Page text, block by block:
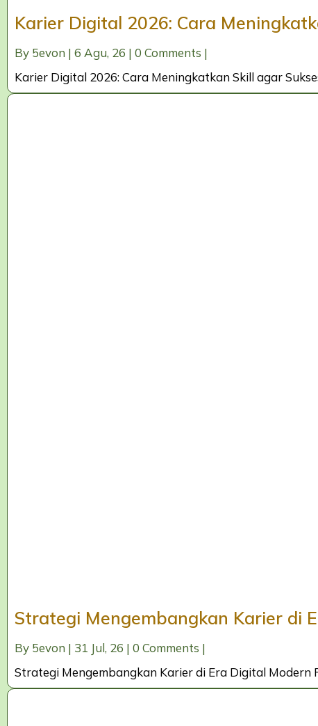
Karier Digital 2026: Cara
By 5evon | 6 Agu, 26 | 0 Comments |
Karier Digital 2026: Cara Meningkatkan Skill agar
Strategi Mengembangkan Karier di
By 5evon | 31 Jul, 26 | 0 Comments |
Strategi Mengembangkan Karier di Era Digital